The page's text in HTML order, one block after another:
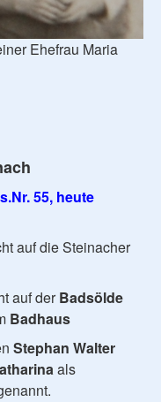
Ehefrau Maria
55, heute
auf die Steinacher
auf derBadsölde
Badhaus
Stephan Walter
als